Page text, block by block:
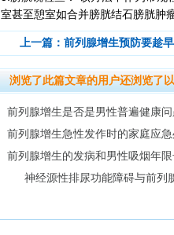
室甚至憩室如合并膀胱结石膀胱肿
上一篇： 前列腺增生预防要趁早
浏览了此篇文章的用户还浏览了
前列腺增生是否是男性普遍健康问
前列腺增生急性发作时的家庭应
前列腺增生的发病和男性吸烟年
神经源性排尿功能障碍与前列